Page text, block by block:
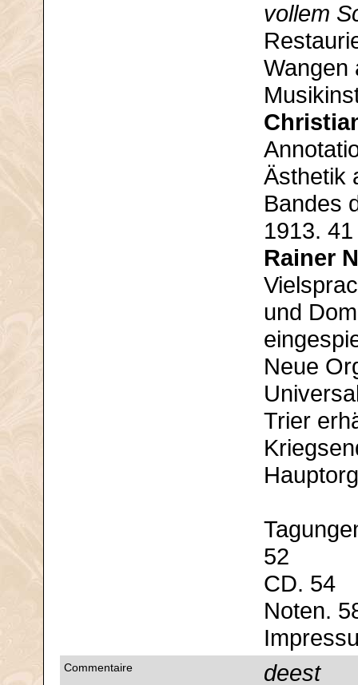
vollem
Wangen
Ästhetik
Bandes
1913. 41
Rainer
und
Neue
Trier
52
CD. 54
Noten.
Commentaire deest